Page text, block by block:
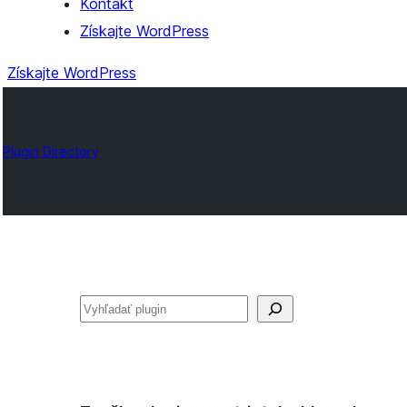
Kontakt
Získajte WordPress
Získajte WordPress
Plugin Directory
Hľadať